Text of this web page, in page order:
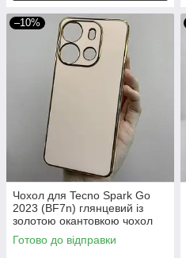
–10%
Чохол для Tecno Spark Go
2023 (BF7n) глянцевий із
золотою окантовкою чохол
на техно спарк го 2023
пудровий h7y
Готово до відправки